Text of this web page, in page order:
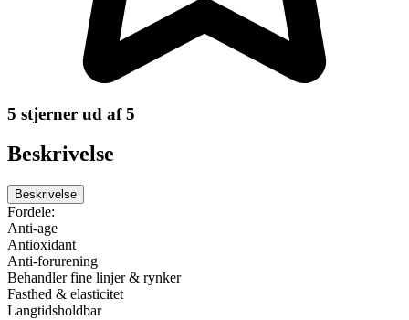
5 stjerner ud af 5
Beskrivelse
Beskrivelse
Fordele:
Anti-age
Antioxidant
Anti-forurening
Behandler fine linjer & rynker
Fasthed & elasticitet
Langtidsholdbar